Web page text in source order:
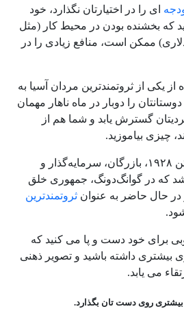
ای را در اختیارتان نگذارد، خود
که بخشنده بودن در محیط کار (مثل
یک فنجان قهو‌هٔ 2 دلاری) ممکن است، منافع زیادی را در
از یکی از ثروتمندترین مردان آسیا به
را دوبار در ماه ناهار مهمان
گسترش یابد و شما هم از
چیزی بیاموزید.
۱۹۲۸،
بازرگان، سرمایه‌گذار و
که در گوانگ‌دونگ، جمهوری خلق
حال حاضر به عنوان ثروتمندترین
برای خود دست و پا می کنید که
بیشتری داشته باشید و تصویر ذهنی
می یابد.
روی دست تان بگذارد.